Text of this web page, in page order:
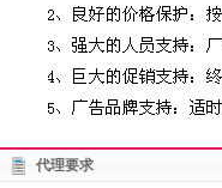
代理要求